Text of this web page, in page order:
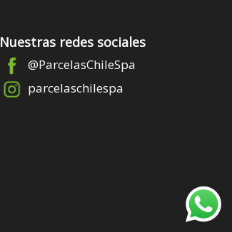
Nuestras redes sociales
@ParcelasChileSpa
parcelaschilespa